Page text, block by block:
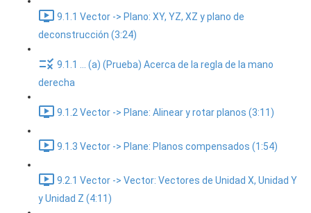
9.1.1 Vector -> Plano: XY, YZ, XZ y plano de
deconstrucción (3:24)
9.1.1 ... (a) (Prueba) Acerca de la regla de la mano
derecha
9.1.2 Vector -> Plane: Alinear y rotar planos (3:11)
9.1.3 Vector -> Plane: Planos compensados (1:54)
9.2.1 Vector -> Vector: Vectores de Unidad X, Unidad Y
y Unidad Z (4:11)